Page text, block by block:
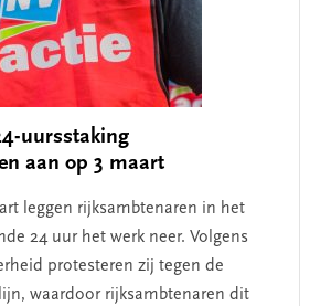
uursstaking
aan op 3 maart
leggen rijksambtenaren in het
24 uur het werk neer. Volgens
protesteren zij tegen de
waardoor rijksambtenaren dit